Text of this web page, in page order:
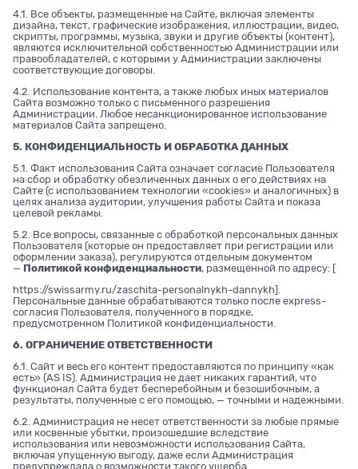
4.1. Все объекты, размещенные на Сайте, включая элементы
дизайна, текст, графические изображения, иллюстрации, видео,
скрипты, программы, музыка, звуки и другие объекты (контент),
являются исключительной собственностью Администрации или
правообладателей, с которыми у Администрации заключены
соответствующие договоры.
4.2. Использование контента, а также любых иных материалов
Сайта возможно только с письменного разрешения
Администрации. Любое несанкционированное использование
материалов Сайта запрещено.
5. КОНФИДЕНЦИАЛЬНОСТЬ И ОБРАБОТКА ДАННЫХ
5.1. Факт использования Сайта означает согласие Пользователя
на сбор и обработку обезличенных данных о его действиях на
Сайте (с использованием технологии «cookies» и аналогичных) в
целях анализа аудитории, улучшения работы Сайта и показа
целевой рекламы.
5.2. Все вопросы, связанные с обработкой персональных данных
Пользователя (которые он предоставляет при регистрации или
оформлении заказа), регулируются отдельным документом
— Политикой конфиденциальности, размещенной по адресу: [
https://swissarmy.ru/zaschita-personalnykh-dannykh].
Персональные данные обрабатываются только после express-
согласия Пользователя, полученного в порядке,
предусмотренном Политикой конфиденциальности.
6. ОГРАНИЧЕНИЕ ОТВЕТСТВЕННОСТИ
6.1. Сайт и весь его контент предоставляются по принципу «как
есть» (AS IS). Администрация не дает никаких гарантий, что
функционал Сайта будет бесперебойным и безошибочным, а
результаты, полученные с его помощью, — точными и надежными.
6.2. Администрация не несет ответственности за любые прямые
или косвенные убытки, произошедшие вследствие
использования или невозможности использования Сайта,
включая упущенную выгоду, даже если Администрация
предупреждала о возможности такого ущерба.